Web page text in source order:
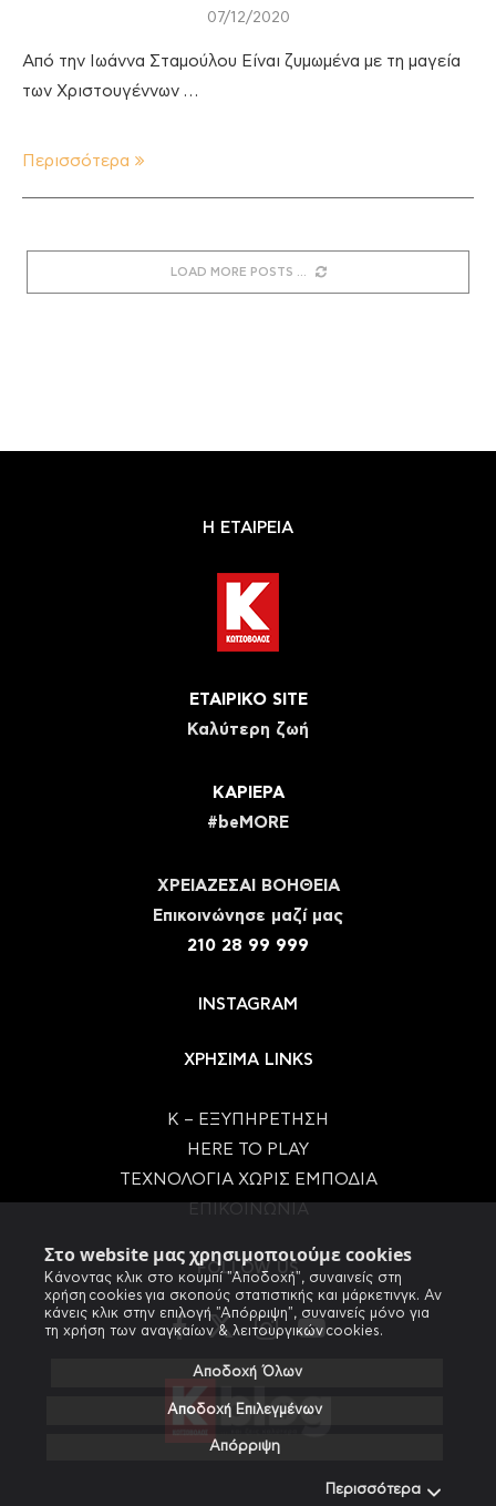
Στο website μας χρησιμοποιούμε cookies
Κάνοντας κλικ στο κουμπί "Αποδοχή", συναινείς στη
χρήση cookies για σκοπούς στατιστικής και μάρκετινγκ. Αν
κάνεις κλικ στην επιλογή "Απόρριψη", συναινείς μόνο για
τη χρήση των αναγκαίων & λειτουργικών cookies.
Αποδοχή Όλων
Αποδοχή Επιλεγμένων
Απόρριψη
Περισσότερα
07/12/2020
Από την Ιωάννα Σταμούλου Είναι ζυμωμένα με τη μαγεία
των Χριστουγέννων …
Περισσότερα
LOAD MORE POSTS
Η ΕΤΑΙΡΕΙΑ
ΕΤΑΙΡΙΚΟ SITE
Καλύτερη ζωή
ΚΑΡΙΕΡΑ
#beMORE
ΧΡΕΙΑΖΕΣΑΙ ΒΟΗΘΕΙΑ
Eπικοινώνησε μαζί μας
210 28 99 999
INSTAGRAM
ΧΡΗΣΙΜΑ LINKS
Κ – ΕΞΥΠΗΡΕΤΗΣΗ
HERE TO PLAY
ΤΕΧΝΟΛΟΓΙΑ ΧΩΡΙΣ ΕΜΠΟΔΙΑ
FOLLOW US